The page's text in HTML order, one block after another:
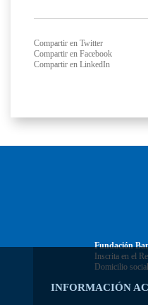
INFORMACIÓN
Compartir en Twitter
Compartir en Facebook
Compartir en LinkedIn
Fundación
Inscrita en el
Domicilio